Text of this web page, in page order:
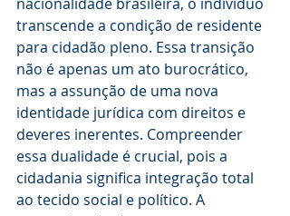
transcende a condição de residente
para cidadão pleno. Essa transição
não é apenas um ato burocrático,
mas a assunção de uma nova
identidade jurídica com direitos e
deveres inerentes. Compreender
essa dualidade é crucial, pois a
cidadania significa integração total
ao tecido social e político. A